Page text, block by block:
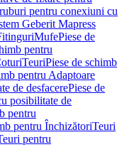
pentru conexiuni cu
Geberit Mapress
MufePiese de
pentru
TeuriPiese de schimb
pentru Adaptoare
de desfacerePiese de
posibilitate de
pentru
pentru ÎnchizătoriTeuri
pentru